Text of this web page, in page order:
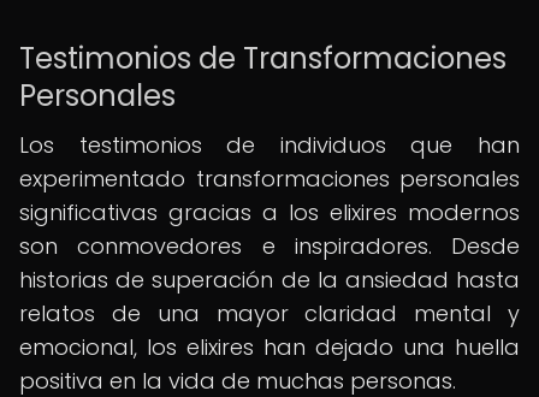
Testimonios de Transformaciones
Personales
Los testimonios de individuos que han
experimentado transformaciones personales
significativas gracias a los elixires modernos
son conmovedores e inspiradores. Desde
historias de superación de la ansiedad hasta
relatos de una mayor claridad mental y
emocional, los elixires han dejado una huella
positiva en la vida de muchas personas.